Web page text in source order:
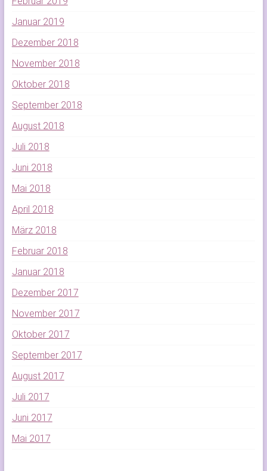
Januar 2019
Dezember 2018
November 2018
Oktober 2018
September 2018
August 2018
Juli 2018
Juni 2018
Mai 2018
April 2018
März 2018
Februar 2018
Januar 2018
Dezember 2017
November 2017
Oktober 2017
September 2017
August 2017
Juli 2017
Juni 2017
Mai 2017